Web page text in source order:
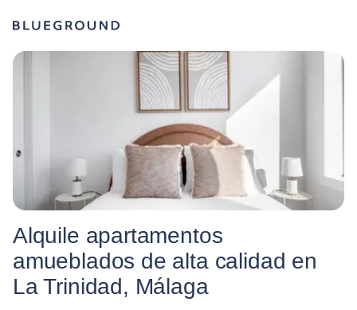
Alquile apartamentos
amueblados de alta calidad en
La Trinidad, Málaga